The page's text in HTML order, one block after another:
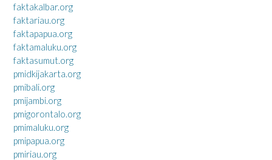
faktakalbar.org
faktariau.org
faktapapua.org
faktamaluku.org
faktasumut.org
pmidkijakarta.org
pmibali.org
pmijambi.org
pmigorontalo.org
pmimaluku.org
pmipapua.org
pmiriau.org